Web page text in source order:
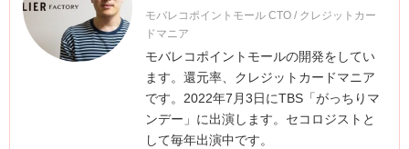
モバレコポイントモール CTO / クレジットカー
ドマニア
モバレコポイントモールの開発をしてい
ます。還元率、クレジットカードマニア
です。2022年7月3日にTBS「がっちりマ
ンデー」に出演します。セコロジストと
して毎年出演中です。